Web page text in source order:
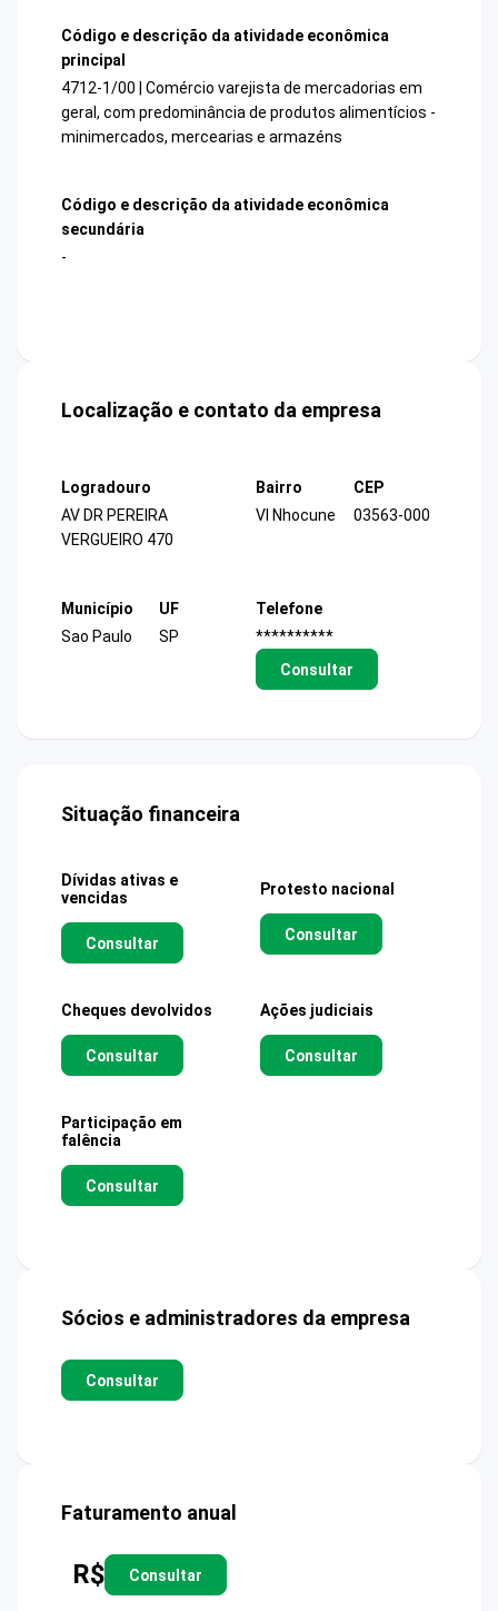
Código e descrição da atividade econômica
principal
4712-1/00 | Comércio varejista de mercadorias em
geral, com predominância de produtos alimentícios -
minimercados, mercearias e armazéns
Código e descrição da atividade econômica
secundária
-
Localização e contato da empresa
Logradouro
AV DR PEREIRA
VERGUEIRO 470
Bairro
Vl Nhocune
CEP
03563-000
Município
Sao Paulo
UF
SP
Telefone
**********
Consultar
Situação financeira
Dívidas ativas e
vencidas
Consultar
Protesto nacional
Consultar
Cheques devolvidos
Consultar
Ações judiciais
Consultar
Participação em
falência
Consultar
Sócios e administradores da empresa
Consultar
Faturamento anual
R$ Consultar